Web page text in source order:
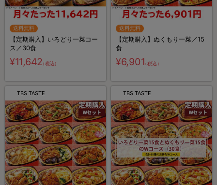
送料無料
【定期購入】いろどり一菜コー
ス／30食
¥11,642（税込）
送料無料
【定期購入】ぬくもり一菜／15
食
¥6,901（税込）
TBS TASTE TBS TASTE